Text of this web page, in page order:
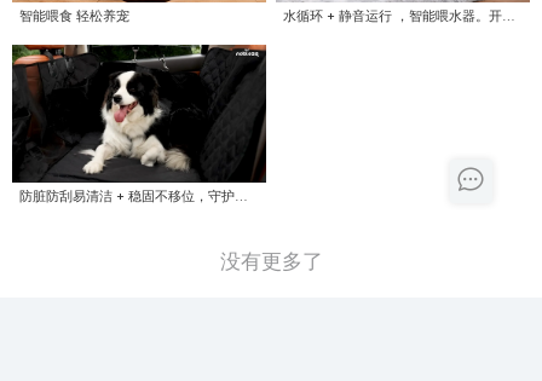
智能喂食 轻松养宠
水循环 + 静音运行 ，智能喂水器。开启
防脏防刮易清洁 + 稳固不移位，守护爱
没有更多了